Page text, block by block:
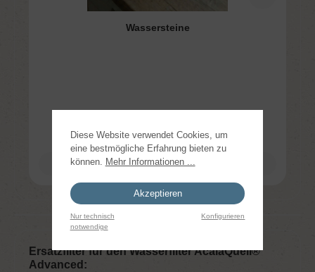
Wassersteine
Ab9,95 €*
Details
Ersatzfilter für den Wasserfilter AcalaQuell®
Advanced:
Diese Website verwendet Cookies, um
eine bestmögliche Erfahrung bieten zu
können.
Mehr Informationen ...
Akzeptieren
Nur technisch
notwendige
Konfigurieren